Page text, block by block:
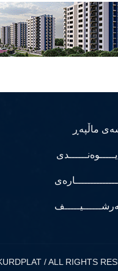
ماڵپەڕ
/ ALL RIGHTS